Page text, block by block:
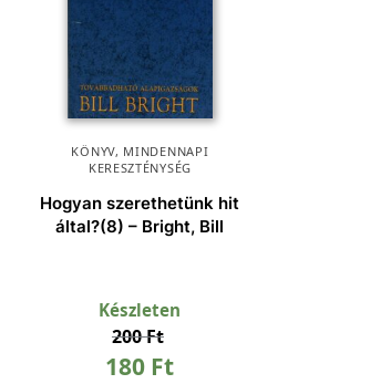
KÖNYV, MINDENNAPI
KERESZTÉNYSÉG
Hogyan szerethetünk hit
által?(8) – Bright, Bill
Készleten
200Ft
180 Ft